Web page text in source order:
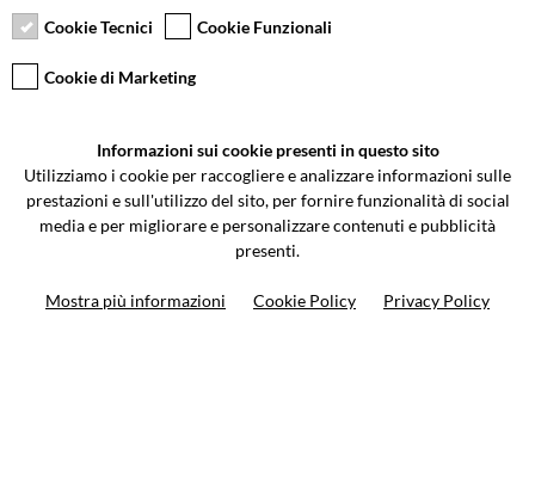
Via Galileo Galilei 5 | Verano Brianza (MB) 20843 | ITALY
0362-805407-info@valtermoto.com
Cookie Tecnici Cookie Funzionali
Cookie di Marketing
Informazioni sui cookie presenti in questo sito
Utilizziamo i cookie per raccogliere e analizzare informazioni sulle
prestazioni e sull'utilizzo del sito, per fornire funzionalità di social
media e per migliorare e personalizzare contenuti e pubblicità
presenti.
Mostra più informazioni Cookie Policy Privacy Policy